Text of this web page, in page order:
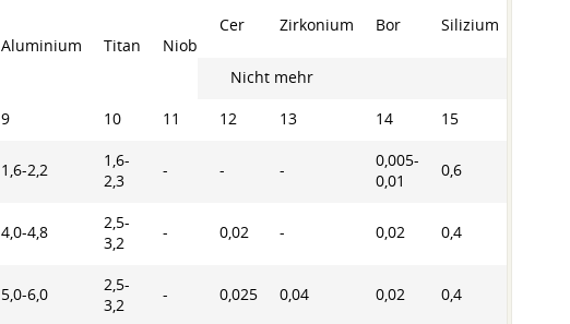
Aluminium Titan Niob
Cer Zirkonium Bor Silizium
Nicht mehr
9 10 11 12 13 14 15
1,6-2,2
1,6-
2,3
- - -
0,005-
0,01
0,6
4,0-4,8
2,5-
3,2
- 0,02 - 0,02 0,4
5,0-6,0
2,5-
3,2
- 0,025 0,04 0,02 0,4